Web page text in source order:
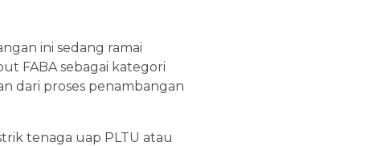
ini sedang ramai
FABA sebagai kategori
dari proses penambangan
tenaga uap PLTU atau